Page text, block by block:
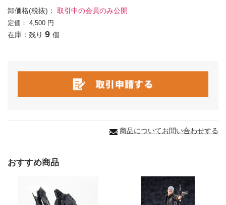
卸価格(税抜)： 取引中の会員のみ公開
定価： 4,500 円
在庫：残り 9 個
商品についてお問い合わせする
おすすめ商品